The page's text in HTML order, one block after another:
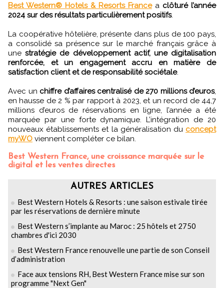
Best Western® Hotels & Resorts Francea clôturé l’année
2024 sur des résultats particulièrement positifs.
La coopérative hôtelière, présente dans plus de 100 pays,
a consolidé sa présence sur le marché français grâce à
unestratégie de développement actif, une digitalisation
renforcée, et un engagement accru en matière de
satisfaction client et de responsabilité sociétale.
Avec un chiffre d’affaires centralisé de 270 millions d’euros,
en hausse de 2 % par rapport à 2023, et un record de 44,7
millions d’euros de réservations en ligne, l’année a été
marquée par une forte dynamique. L’intégration de 20
nouveaux établissements et la généralisation du concept
myWO viennent compléter ce bilan.
Best Western France, une croissance marquée sur le
digital et les ventes directes
AUTRES ARTICLES
Best Western Hotels & Resorts : une saison estivale tirée
par les réservations de dernière minute
Best Western s’implante au Maroc : 25 hôtels et 2750
chambres d'ici 2030
Best Western France renouvelle une partie de son Conseil
d’administration
Face aux tensions RH, Best Western France mise sur son
programme "Next Gen"